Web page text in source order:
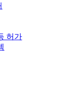
허가